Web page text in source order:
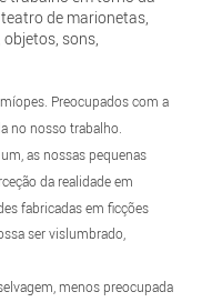
de marionetas,
sons,
Preocupados com a
no nosso trabalho.
as nossas pequenas
da realidade em
fabricadas em ficções
ser vislumbrado,
menos preocupada